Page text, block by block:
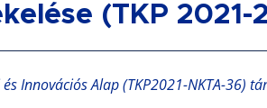
(TKP 2021-
Innovációs Alap (TKP2021-NKTA-36)